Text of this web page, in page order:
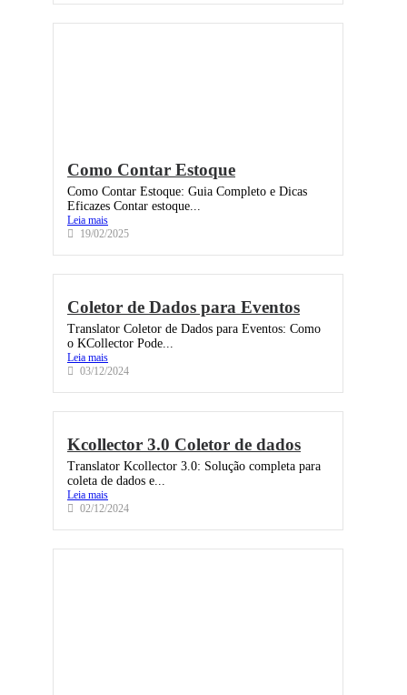
Como Contar Estoque
Como Contar Estoque: Guia Completo e Dicas
Eficazes Contar estoque...
Leia mais
19/02/2025
Coletor de Dados para Eventos
Translator Coletor de Dados para Eventos: Como
o KCollector Pode...
Leia mais
03/12/2024
Kcollector 3.0 Coletor de dados
Translator Kcollector 3.0: Solução completa para
coleta de dados e...
Leia mais
02/12/2024